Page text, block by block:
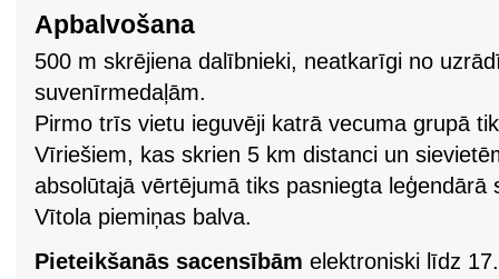
Apbalvošana
500 m skrējiena dalībnieki, neatkarīgi no
suvenīrmedaļām.
Pirmo trīs vietu ieguvēji katrā vecuma grupā
Vīriešiem, kas skrien 5 km distanci un
absolūtajā vērtējumā tiks pasniegta
Vītola piemiņas balva.
Pieteikšanās sacensībām elektroniski līdz